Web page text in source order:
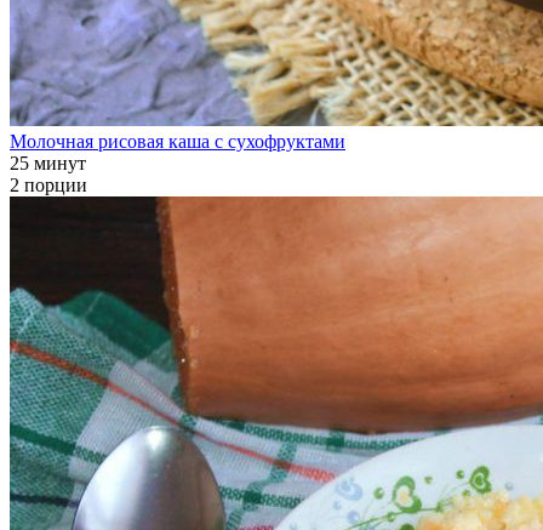
Молочная рисовая каша с сухофруктами
25 минут
2 порции